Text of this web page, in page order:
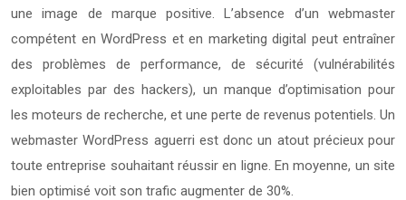
une image de marque positive. L’absence d’un webmaster
compétent en WordPress et en marketing digital peut entraîner
des problèmes de performance, de sécurité (vulnérabilités
exploitables par des hackers), un manque d’optimisation pour
les moteurs de recherche, et une perte de revenus potentiels. Un
webmaster WordPress aguerri est donc un atout précieux pour
toute entreprise souhaitant réussir en ligne. En moyenne, un site
bien optimisé voit son trafic augmenter de 30%.